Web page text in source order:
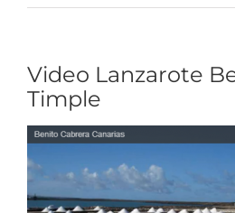
Video Lanzarote
Timple